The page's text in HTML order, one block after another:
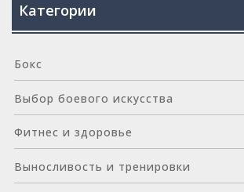
Категории
Бокс
Выбор боевого искусства
Фитнес и здоровье
Выносливость и тренировки